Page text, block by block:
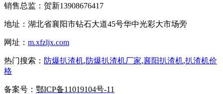
销售总监：贺新13908676417
地址：湖北省襄阳市钻石大道45号华中光彩大市场旁
网址： m.xfzljx.com
热门搜索： 防爆扒渣机,防爆扒渣机厂家,襄阳扒渣机,扒渣机价
格
备案号： 鄂ICP备11019104号-11